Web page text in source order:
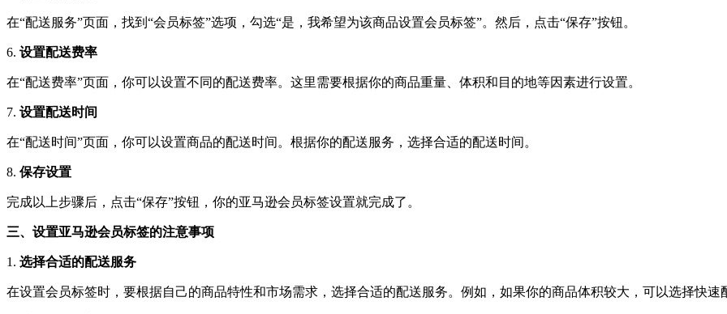
在“配送服务”页面，找到“会员标签”选项，勾选“是，我希望为该商品设置会员标签”。然后，点击“保存”按钮。
6. 设置配送费率
在“配送费率”页面，你可以设置不同的配送费率。这里需要根据你的商品重量、体积和目的地等因素进行设置。
7. 设置配送时间
在“配送时间”页面，你可以设置商品的配送时间。根据你的配送服务，选择合适的配送时间。
8. 保存设置
完成以上步骤后，点击“保存”按钮，你的亚马逊会员标签设置就完成了。
三、设置亚马逊会员标签的注意事项
1. 选择合适的配送服务
在设置会员标签时，要根据自己的商品特性和市场需求，选择合适的配送服务。例如，如果你的商品体积较大，可以选择快速